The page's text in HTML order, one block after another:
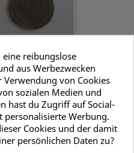
€
reibungslose
aus Werbezwecken
von Cookies
sozialen Medien und
hast du Zugriff auf Social-
personalisierte Werbung.
Cookies und der damit
persönlichen Daten zu?